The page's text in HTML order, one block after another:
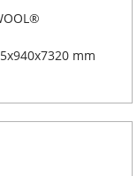
mm